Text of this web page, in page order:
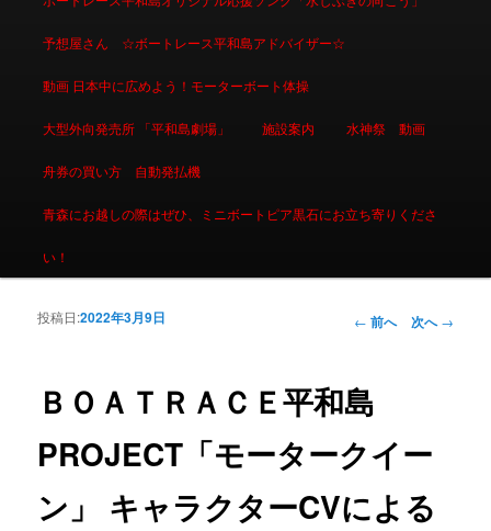
予想屋さん ☆ボートレース平和島アドバイザー☆
動画 日本中に広めよう！モーターボート体操
大型外向発売所 「平和島劇場」 施設案内 水神祭 動画
舟券の買い方 自動発払機
青森にお越しの際はぜひ、ミニボートピア黒石にお立ち寄りくださ
い！
投稿ナビゲーシ
← 前へ 次へ→
ＢＯＡＴＲＡＣＥ平和島
PROJECT「モータークイー
ン」 キャラクターCVによる
投稿日:2022年3月9日